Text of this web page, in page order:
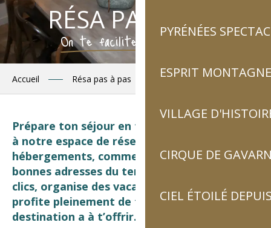
PYRÉNÉES
ESPRIT MONTAGNE
VILLAGE
CIRQUE DE
CIEL ÉTOILÉ
RÉSA PAS À PAS
On te facilite ton séjour !
Accueil Résa pas à pas
Prépare ton séjour en toute simplicité grâce
à notre espace de réservation qui réunit
hébergements, commerces, activités et
bonnes adresses du territoire. En quelques
clics, organise des vacances à ton rythme et
profite pleinement de tout ce que la
destination a à t’offrir.